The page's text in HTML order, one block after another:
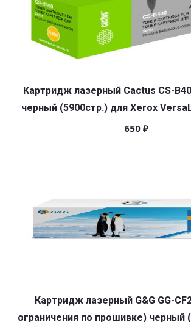
Картридж лазерный Cactus CS-
черный (5900стр.) для Xerox
650 ₽
Картридж лазерный G&G GG-
ограничения по прошивке) черный